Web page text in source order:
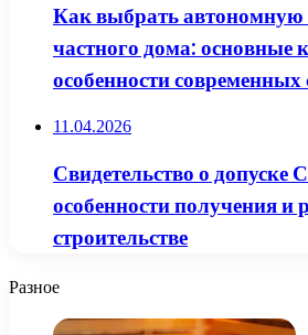
Как выбрать
частного дома: основные
особенности современных
11.04.2026
Свидетельство о допуске
особенности получения и
строительстве
Разное